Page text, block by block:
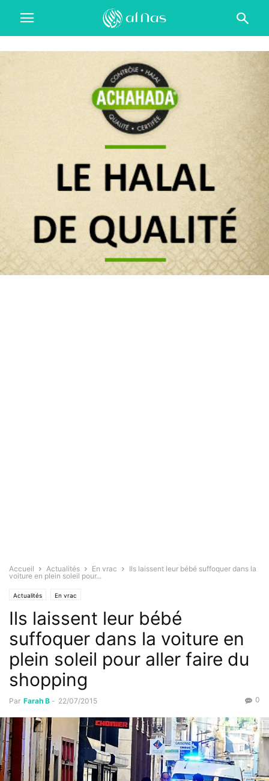
Accueil Actualités En vrac
Ils laissent leur bébé suffoquer dans la
voiture en plein soleil pour...
Actualités En vrac
Ils laissent leur bébé
suffoquer dans la voiture en
plein soleil pour aller faire du
shopping
Par Farah B - 22/07/2015 0